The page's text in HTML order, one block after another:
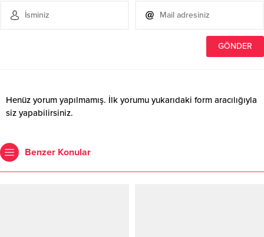
Henüz yorum yapılmamış. İlk yorumu yukarıdaki form aracılığıyla
siz yapabilirsiniz.
Benzer Konular